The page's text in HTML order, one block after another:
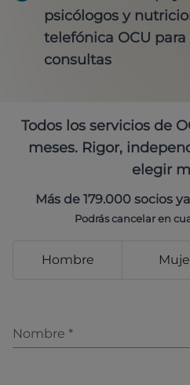
psicólogos y
telefónica OCU
consultas
Todos los servicios de
meses. Rigor,
elegir
Más de 179.000 socios
Podrás cancelar en
Hombre
Nombre *